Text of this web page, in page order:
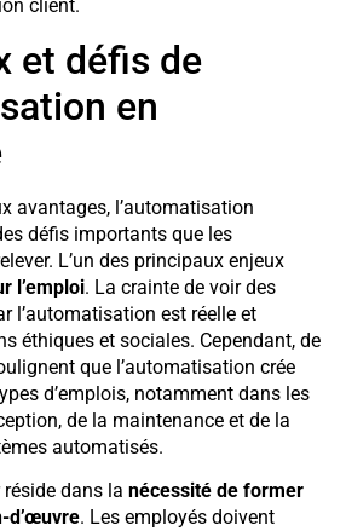
client.
et défis de
en
avantages, l’automatisation
défis importants que les
L’un des principaux enjeux
l’emploi. La crainte de voir des
l’automatisation est réelle et
éthiques et sociales. Cependant, de
que l’automatisation crée
d’emplois, notamment dans les
de la maintenance et de la
automatisés.
dans la nécessité de former
d’œuvre. Les employés doivent